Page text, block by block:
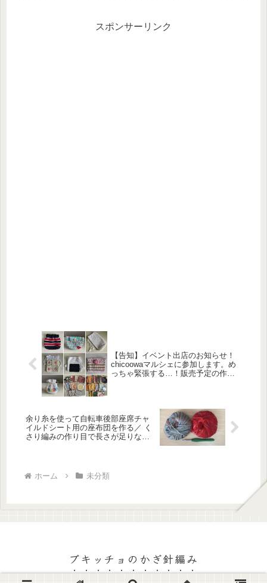
そ...
スポンサーリンク
【告知】イベント出店のお知らせ！
chicoowaマルシェに参加します。め
っちゃ緊張する…！販売予定の作品
余り糸を使って自転車後部座席チャ
イルドシート用の座布団を作る／ く
さり編みの作り目で長さが足りないor
ホーム 未分類
ブキッチョのかぎ針編み